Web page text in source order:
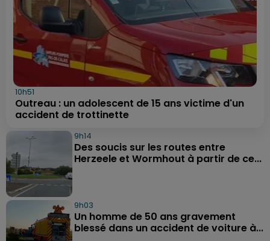
10h51
Outreau : un adolescent de 15 ans victime d'un
accident de trottinette
9h14
Des soucis sur les routes entre
Herzeele et Wormhout à partir de ce...
9h03
Un homme de 50 ans gravement
blessé dans un accident de voiture à...